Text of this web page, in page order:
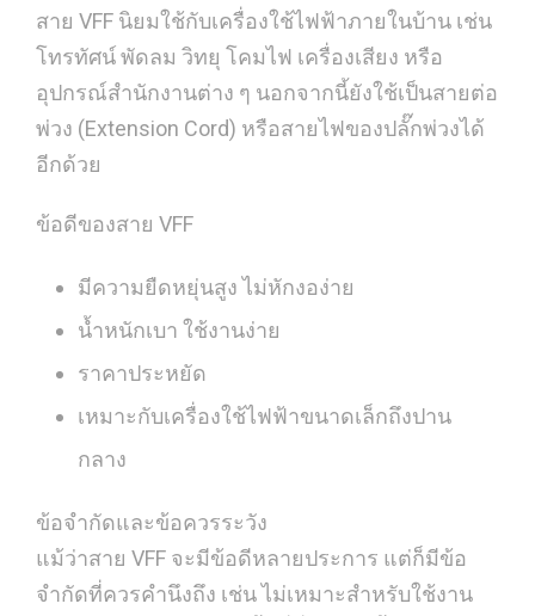
สาย VFF นิยมใช้กับเครื่องใช้ไฟฟ้าภายในบ้าน เช่น
โทรทัศน์ พัดลม วิทยุ โคมไฟ เครื่องเสียง หรือ
อุปกรณ์สำนักงานต่าง ๆ นอกจากนี้ยังใช้เป็นสายต่อ
พ่วง (Extension Cord) หรือสายไฟของปลั๊กพ่วงได้
อีกด้วย
ข้อดีของสาย VFF
มีความยืดหยุ่นสูง ไม่หักงอง่าย
น้ำหนักเบา ใช้งานง่าย
ราคาประหยัด
เหมาะกับเครื่องใช้ไฟฟ้าขนาดเล็กถึงปาน
กลาง
ข้อจำกัดและข้อควรระวัง
แม้ว่าสาย VFF จะมีข้อดีหลายประการ แต่ก็มีข้อ
จำกัดที่ควรคำนึงถึง เช่น ไม่เหมาะสำหรับใช้งาน